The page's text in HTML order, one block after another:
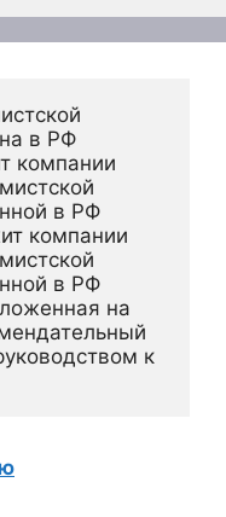
в РФ
компании
в РФ
компании
в РФ
на
к